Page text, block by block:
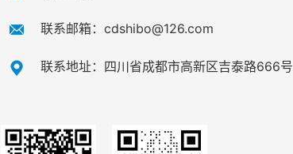
联系邮箱：cdshibo@126.com
联系地址：四川省成都市高新区吉泰路666号